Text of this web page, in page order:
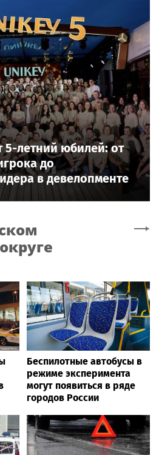
5-летний юбилей: от
до
в девелопменте
Беспилотные автобусы в
режиме эксперимента
могут появиться в ряде
городов России